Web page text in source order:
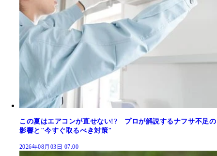
この夏はエアコンが直せない!? プロが解説するナフサ不足の
影響と"今すぐ取るべき対策"
2026年08月03日 07:00